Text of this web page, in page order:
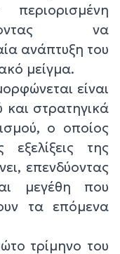
να
ανάπτυξη του
μείγμα.
είναι
και στρατηγικά
ο οποίος
της
επενδύοντας
μεγέθη που
τα επόμενα
τρίμηνο του